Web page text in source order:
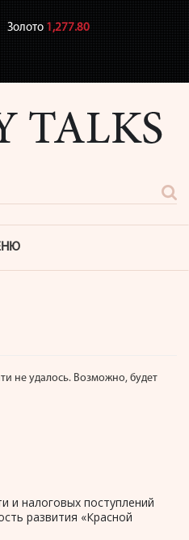
Золото1,277.80
не удалось. Возможно, будет
и налоговых поступлений
развития «Красной